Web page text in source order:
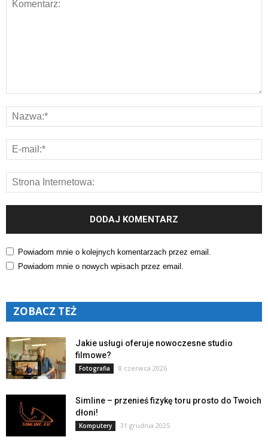
Powiadom mnie o kolejnych komentarzach przez email.
Powiadom mnie o nowych wpisach przez email.
ZOBACZ TEŻ
Jakie usługi oferuje nowoczesne studio
filmowe?
Fotografia 8 czerwca 2026
Simline – przenieś fizykę toru prosto do Twoich
dłoni!
Komputery 31 grudnia 2025